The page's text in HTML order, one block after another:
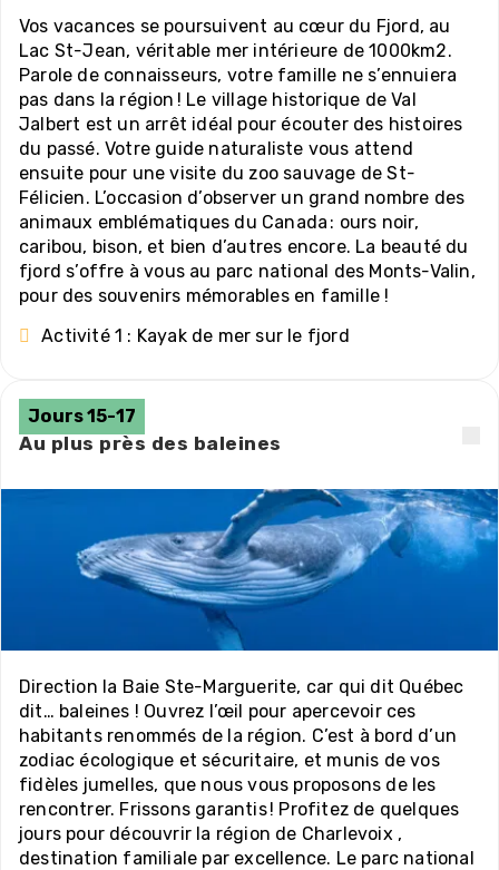
Vos vacances se poursuivent au cœur du Fjord, au
Lac St-Jean, véritable mer intérieure de 1000km2.
Parole de connaisseurs, votre famille ne s’ennuiera
pas dans la région ! Le village historique de Val
Jalbert est un arrêt idéal pour écouter des histoires
du passé. Votre guide naturaliste vous attend
ensuite pour une visite du zoo sauvage de St-
Félicien. L’occasion d’observer un grand nombre des
animaux emblématiques du Canada : ours noir,
caribou, bison, et bien d’autres encore. La beauté du
fjord s’offre à vous au parc national des Monts-Valin,
pour des souvenirs mémorables en famille !
Activité 1 : Kayak de mer sur le fjord
Jours 15-17
Au plus près des baleines
Direction la Baie Ste-Marguerite, car qui dit Québec
dit… baleines ! Ouvrez l’œil pour apercevoir ces
habitants renommés de la région. C’est à bord d’un
zodiac écologique et sécuritaire, et munis de vos
fidèles jumelles, que nous vous proposons de les
rencontrer. Frissons garantis ! Profitez de quelques
jours pour découvrir la région de Charlevoix ,
destination familiale par excellence. Le parc national